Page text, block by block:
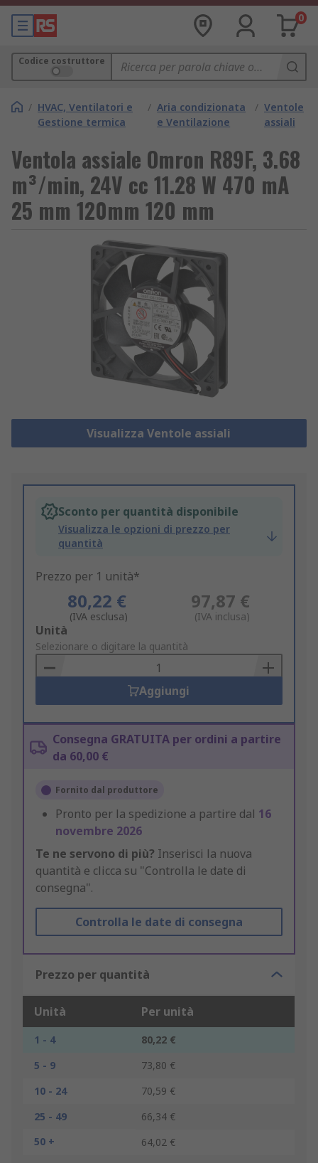
0
Codice costruttore
/ HVAC, Ventilatori e
Gestione termica
/ Aria condizionata
e Ventilazione
/ Ventole
assiali
Ventola assiale Omron R89F, 3.68
m³/min, 24V cc 11.28 W 470 mA
25 mm 120mm 120 mm
Visualizza Ventole assiali
Sconto per quantità disponibile
Visualizza le opzioni di prezzo per
quantità
Prezzo per 1 unità*
80,22 €
(IVA esclusa)
97,87 €
(IVA inclusa)
Add
to
Basket
Unità
Selezionare o digitare la quantità
Aggiungi
Consegna GRATUITA per ordini a partire
da 60,00 €
Fornito dal produttore
Pronto per la spedizione a partire dal 16
novembre 2026
Te ne servono di più? Inserisci la nuova
quantità e clicca su "Controlla le date di
consegna".
Controlla le date di consegna
Prezzo per quantità
Unità Per unità
1 - 4
80,22 €
5 - 9
73,80 €
10 - 24
70,59 €
25 - 49
66,34 €
50 +
64,02 €